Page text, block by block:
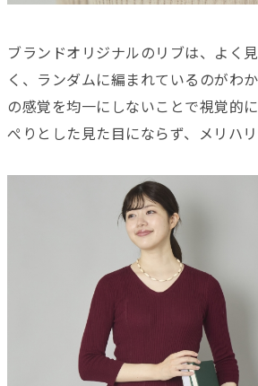
ブランドオリジナルのリブは、よく
く、ランダムに編まれているのがわ
の感覚を均一にしないことで視覚的
ぺりとした見た目にならず、メリハリ